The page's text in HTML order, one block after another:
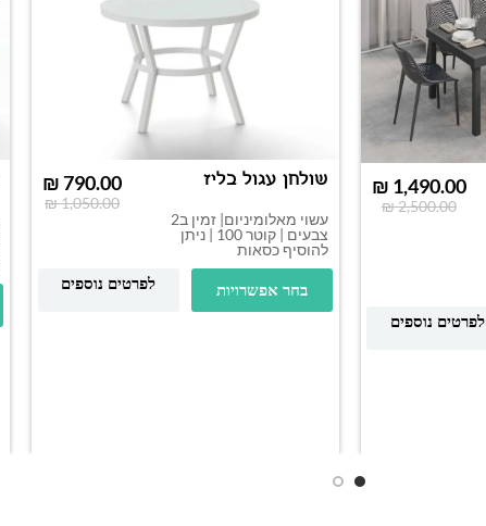
₪2,500.00
₪ 1,490.00
לפרטים נוספים
שולחן עגול בליז
עשוי מאלומיניום| זמין ב2
צבעים | קוטר 100 | ניתן
להוסיף כסאות
₪1,050.00
₪790.00
בחר אפשרויות לפרטים נוספים